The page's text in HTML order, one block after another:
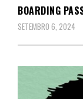
BOARDING
SETEMBRO 6, 2024